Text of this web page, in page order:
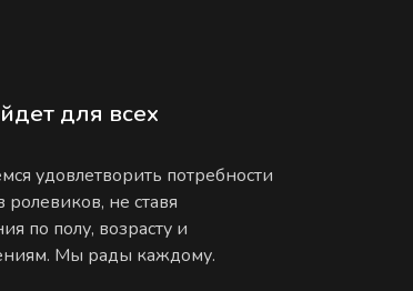
для всех
удовлетворить потребности
ролевиков, не ставя
по полу, возрасту и
Мы рады каждому.